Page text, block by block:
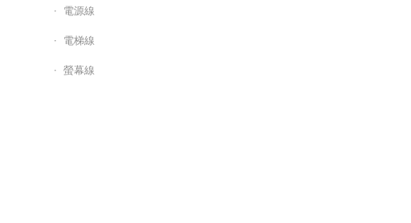
電源線
電梯線
螢幕線